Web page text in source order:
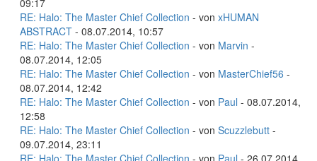
09:17
RE: Halo: The Master Chief Collection - von xHUMAN
ABSTRACT - 08.07.2014, 10:57
RE: Halo: The Master Chief Collection - von Marvin -
08.07.2014, 12:05
RE: Halo: The Master Chief Collection - von MasterChief56 -
08.07.2014, 12:42
RE: Halo: The Master Chief Collection - von Paul - 08.07.2014,
12:58
RE: Halo: The Master Chief Collection - von Scuzzlebutt -
09.07.2014, 23:11